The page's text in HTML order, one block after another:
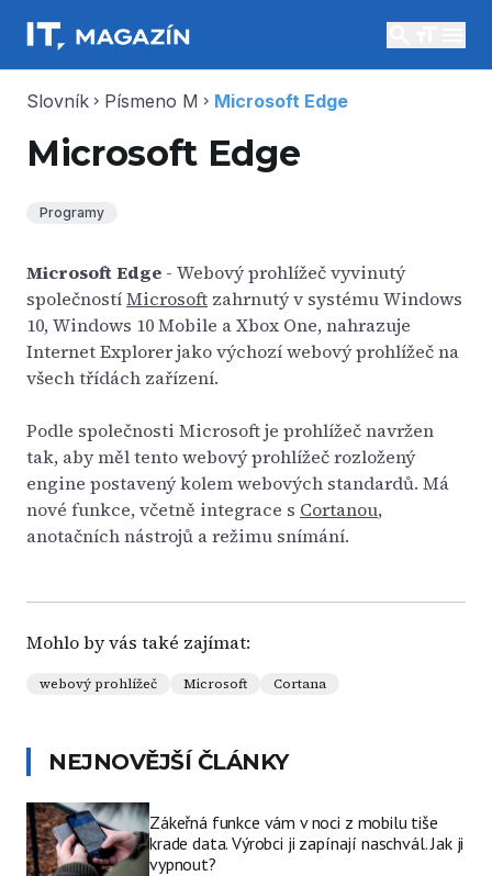
Slovník chevron_right Písmeno M chevron_right Microsoft Edge
Microsoft Edge
Programy
Microsoft Edge - Webový prohlížeč vyvinutý
společnostíMicrosoft zahrnutý v systému Windows
10, Windows 10 Mobile a Xbox One, nahrazuje
Internet Explorer jako výchozí webový prohlížeč na
všech třídách zařízení.
Podle společnosti Microsoft je prohlížeč navržen
tak, aby měl tento webový prohlížeč rozložený
engine postavený kolem webových standardů. Má
nové funkce, včetně integrace s Cortanou,
anotačních nástrojů a režimu snímání.
Mohlo by vás také zajímat:
webový prohlížeč Microsoft Cortana
NEJNOVĚJŠÍ ČLÁNKY
Zákeřná funkce vám v noci z mobilu tiše
krade data. Výrobci ji zapínají naschvál. Jak ji
vypnout?